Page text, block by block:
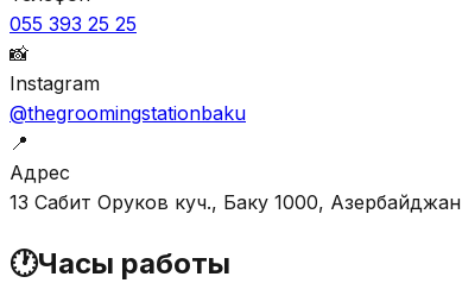
055 393 25 25
📸
Instagram
@thegroomingstationbaku
📍
Адрес
13 Сабит Оруков куч., Баку 1000, Азербайджан
🕐Часы работы